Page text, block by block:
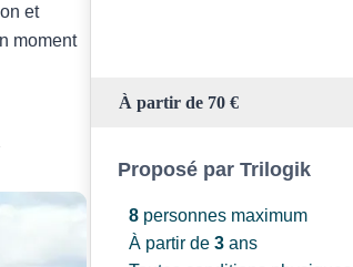
et
moment
À partir de 70 €
Proposé parTrilogik
8 personnes maximum
À partir de3 ans